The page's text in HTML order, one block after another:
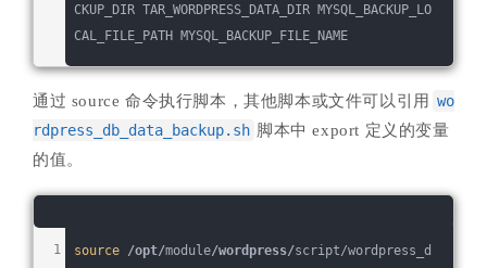
CKUP_DIR TAR_WORDPRESS_DATA_DIR MYSQL_BACKUP_LO
CAL_FILE_PATH MYSQL_BACKUP_FILE_NAME
通过 source 命令执行脚本，其他脚本或文件可以引用 wo
rdpress_db_data_backup.sh 脚本中 export 定义的变量
的值。
source /opt/module/wordpress/script/wordpress_d